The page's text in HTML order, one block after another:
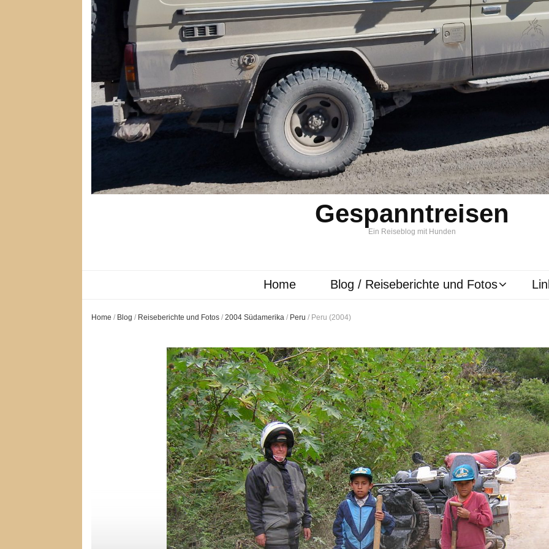
Gespanntreisen
Ein Reiseblog mit Hunden
Home Blog / Reiseberichte und Fotos
Home / Blog / Reiseberichte und Fotos / 2004 Südamerika / Peru / Peru (2004)